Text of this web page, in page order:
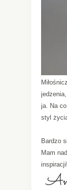
ja. Na
styl
Bardzo
Mam
inspiracji!